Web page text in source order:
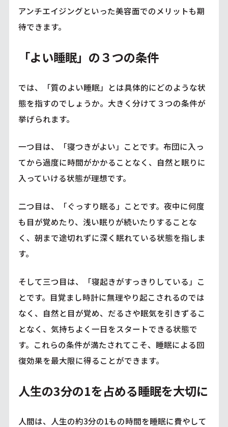
アンチエイジングといった美容面でのメリットも期
待できます。
「よい睡眠」の３つの条件
では、「質のよい睡眠」とは具体的にどのような状
態を指すのでしょうか。大きく分けて３つの条件が
挙げられます。
一つ目は、「寝つきがよい」ことです。布団に入っ
てから過度に時間がかかることなく、自然と眠りに
入っていける状態が理想です。
二つ目は、「ぐっすり眠る」ことです。夜中に何度
も目が覚めたり、浅い眠りが続いたりすることな
く、朝まで途切れずに深く眠れている状態を指しま
す。
そして三つ目は、「寝起きがすっきりしている」こ
とです。目覚まし時計に無理やり起こされるのでは
なく、自然と目が覚め、だるさや眠気を引きずるこ
となく、気持ちよく一日をスタートできる状態で
す。これらの条件が満たされてこそ、睡眠による回
復効果を最大限に得ることができます。
人生の3分の1を占める睡眠を大切に
人間は、人生の約3分の1もの時間を睡眠に費やして